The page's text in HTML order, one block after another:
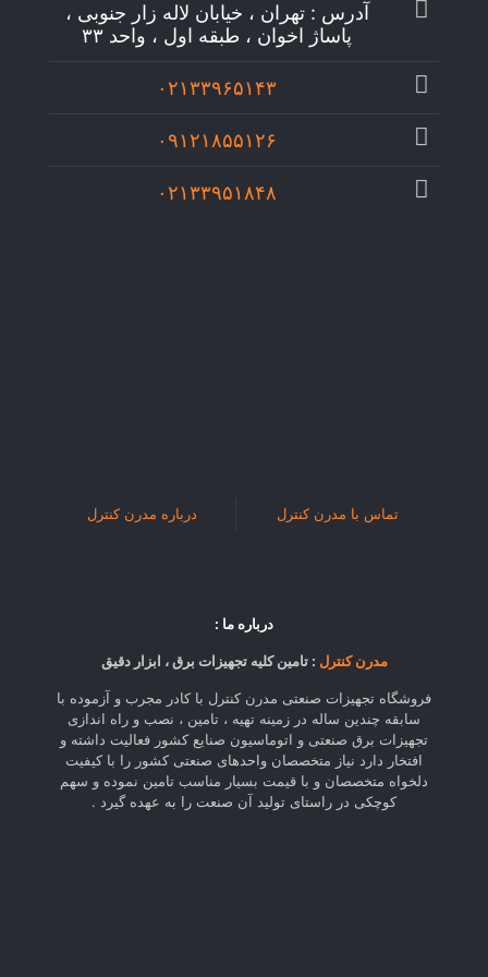
آدرس : تهران ، خیابان لاله زار جنوبی ،
پاساژ اخوان ، طبقه اول ، واحد ۳۳
۰۲۱۳۳۹۶۵۱۴۳
۰۹۱۲۱۸۵۵۱۲۶
۰۲۱۳۳۹۵۱۸۴۸
تماس با مدرن کنترل درباره مدرن کنترل
درباره ما :
مدرن کنترل : تامین کلیه تجهیزات برق ، ابزار دقیق
فروشگاه تجهیزات صنعتی مدرن کنترل با کادر مجرب و آزموده با
سابقه چندین ساله در زمینه تهیه ، تامین ، نصب و راه اندازی
تجهیزات برق صنعتی و اتوماسیون صنایع کشور فعالیت داشته و
افتخار دارد نیاز متخصصان واحدهای صنعتی کشور را با کیفیت
دلخواه متخصصان و با قیمت بسیار مناسب تامین نموده و سهم
کوچکی در راستای تولید آن صنعت را به عهده گیرد .